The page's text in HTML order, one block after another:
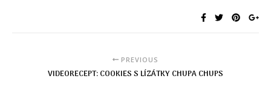
PREVIOUS
VIDEORECEPT: COOKIES S LÍZÁTKY CHUPA CHUPS